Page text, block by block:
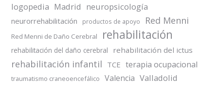
logopedia Madrid neuropsicología
neurorrehabilitación productos de apoyo Red Menni
Red Menni de Daño Cerebral rehabilitación
rehabilitación del daño cerebral rehabilitación del ictus
rehabilitación infantil TCE terapia ocupacional
traumatismo craneoencefálico Valencia Valladolid